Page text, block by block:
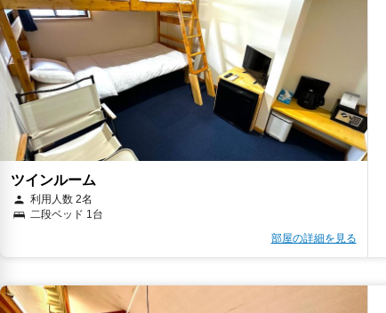
ツインルーム
利用人数 2名
二段ベッド 1台
部屋の詳細を見る